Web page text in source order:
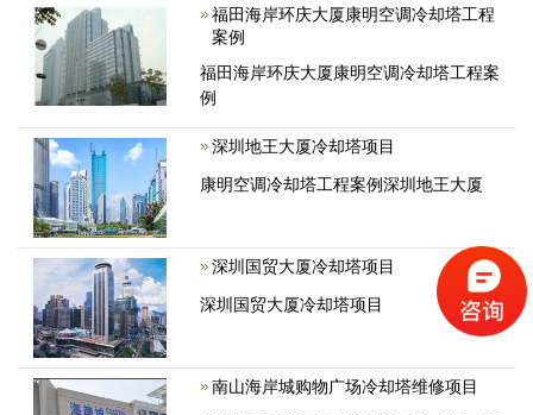
福田海岸环庆大厦康明空调冷却塔工程
案例
福田海岸环庆大厦康明空调冷却塔工程案
例
深圳地王大厦冷却塔项目
康明空调冷却塔工程案例深圳地王大厦
深圳国贸大厦冷却塔项目
深圳国贸大厦冷却塔项目
南山海岸城购物广场冷却塔维修项目